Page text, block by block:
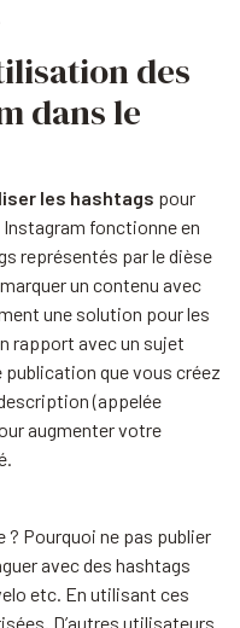
des
dans le
les hashtags pour
Instagram fonctionne en
représentés par le dièse
un contenu avec
une solution pour les
rapport avec un sujet
publication que vous créez
(appelée
augmenter votre
? Pourquoi ne pas publier
avec des hashtags
etc. En utilisant ces
D’autres utilisateurs